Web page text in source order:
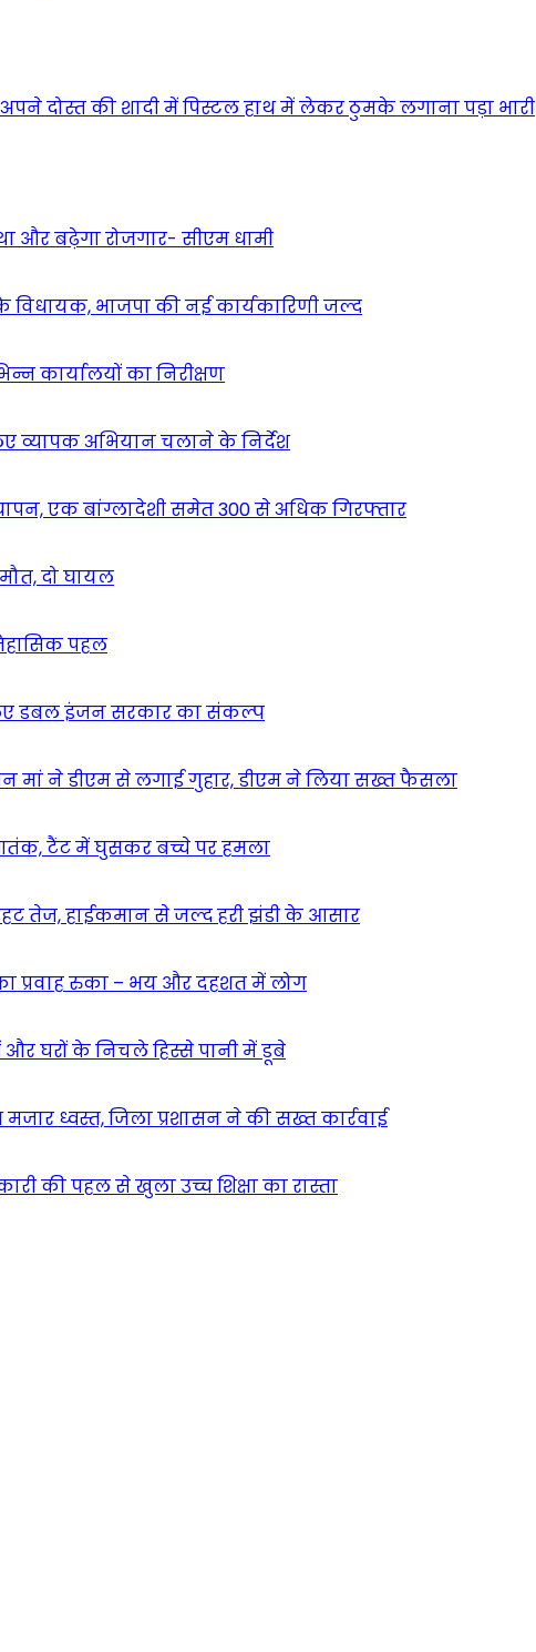
अपने दोस्त की शादी में पिस्टल हाथ में लेकर ठुमके लगाना पड़ा भारी
और बढ़ेगा रोजगार- सीएम धामी
भाजपा की नई कार्यकारिणी जल्द
कार्यालयों का निरीक्षण
व्यापक अभियान चलाने के निर्देश
एक बांग्लादेशी समेत 300 से अधिक गिरफ्तार
दो घायल
पहल
डबल इंजन सरकार का संकल्प
मां ने डीएम से लगाई गुहार, डीएम ने लिया सख्त फैसला
टैंट में घुसकर बच्चे पर हमला
तेज, हाईकमान से जल्द हरी झंडी के आसार
प्रवाह रुका – भय और दहशत में लोग
घरों के निचले हिस्से पानी में डूबे
ध्वस्त, जिला प्रशासन ने की सख्त कार्रवाई
की पहल से खुला उच्च शिक्षा का रास्ता